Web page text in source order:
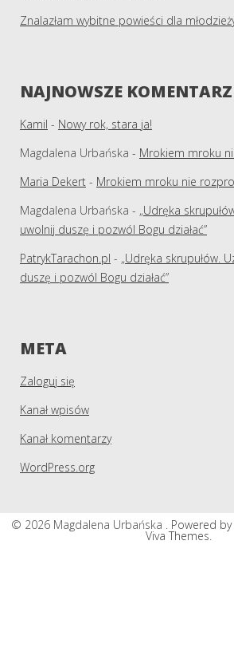
Znalazłam wybitne powieści dla
NAJNOWSZE
Kamil - Nowy rok, stara ja!
Magdalena Urbańska - Mrokiem mroku
Maria Dekert - Mrokiem mroku nie
Magdalena Urbańska - „Udręka
uwolnij duszę i pozwól Bogu działać”
PatrykTarachon.pl - „Udręka skrupułów.
duszę i pozwól Bogu działać”
META
Zaloguj się
Kanał wpisów
Kanał komentarzy
WordPress.org
© 2026 Magdalena Urbańska . Powered
Viva Themes.